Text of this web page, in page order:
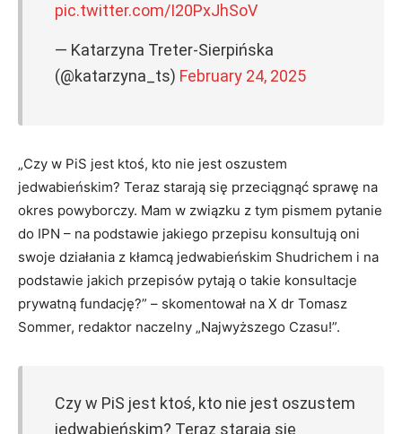
pic.twitter.com/I20PxJhSoV
— Katarzyna Treter-Sierpińska
(@katarzyna_ts) February 24, 2025
„Czy w PiS jest ktoś, kto nie jest oszustem
jedwabieńskim? Teraz starają się przeciągnąć sprawę na
okres powyborczy. Mam w związku z tym pismem pytanie
do IPN – na podstawie jakiego przepisu konsultują oni
swoje działania z kłamcą jedwabieńskim Shudrichem i na
podstawie jakich przepisów pytają o takie konsultacje
prywatną fundację?” – skomentował na X dr Tomasz
Sommer, redaktor naczelny „Najwyższego Czasu!”.
Czy w PiS jest ktoś, kto nie jest oszustem
jedwabieńskim? Teraz starają się